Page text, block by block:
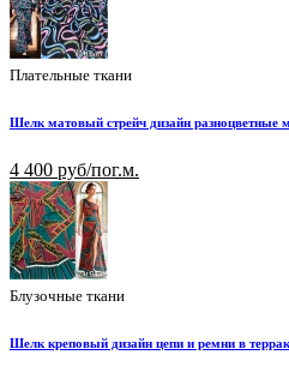
Плательные ткани
Шелк матовый стрейч дизайн разноцветные
4 400 руб/пог.м.
Блузочные ткани
Шелк креповый дизайн цепи и ремни в